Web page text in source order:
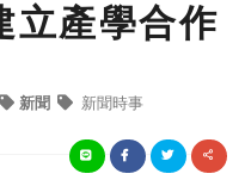
立產學合作
新聞 新聞時事